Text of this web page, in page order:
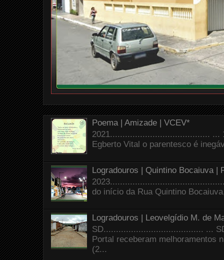
Poema | Amizade | VCEV*
2021........................................ ...
Egberto Vital o parentesco é
Logradouros | Quintino Bocaiuva |
do início da Rua Quintino
Logradouros | Leovelgídio M. de
SD........................................ ...
Portal receberam melhoramentos
(2...